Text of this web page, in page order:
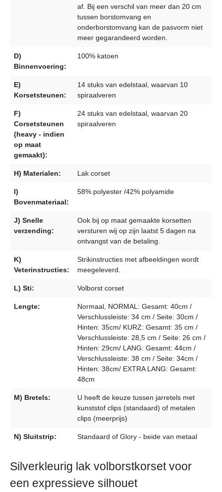
af. Bij een verschil van meer dan 20 cm
tussen borstomvang en
onderborstomvang kan de pasvorm niet
meer gegarandeerd worden.
D)
Binnenvoering:
100% katoen
E)
Korsetsteunen:
14 stuks van edelstaal, waarvan 10
spiraalveren
F)
Corsetsteunen
(heavy - indien
op maat
gemaakt):
24 stuks van edelstaal, waarvan 20
spiraalveren
H) Materialen: Lak corset
I)
Bovenmateriaal:
58% polyester /42% polyamide
J) Snelle
verzending:
Ook bij op maat gemaakte korsetten
versturen wij op zijn laatst 5 dagen na
ontvangst van de betaling.
K)
Veterinstructies:
Strikinstructies met afbeeldingen wordt
meegeleverd.
L) Sti: Volborst corset
Lengte:
Normaal, NORMAL: Gesamt: 40cm /
Verschlussleiste: 34 cm / Seite: 30cm /
Hinten: 35cm/ KURZ: Gesamt: 35 cm /
Verschlussleiste: 28,5 cm / Seite: 26 cm /
Hinten: 29cm/ LANG: Gesamt: 44cm /
Verschlussleiste: 38 cm / Seite: 34cm /
Hinten: 38cm/ EXTRA LANG: Gesamt:
48cm
M) Bretels:
U heeft de keuze tussen jarretels met
kunststof clips (standaard) of metalen
clips (meerprijs)
N) Sluitstrip: Standaard of Glory - beide van metaal
Silverkleurig lak volborstkorset voor
een expressieve silhouet